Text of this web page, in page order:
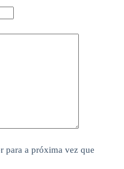
para a próxima vez que